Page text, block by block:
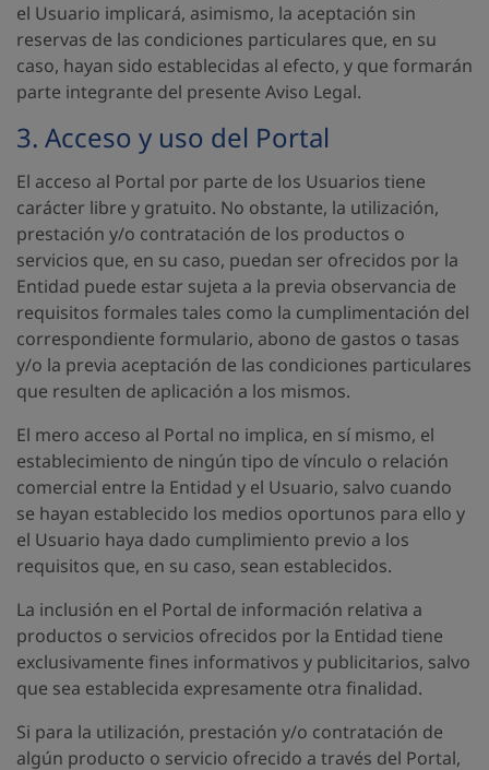
el Usuario implicará, asimismo, la aceptación sin
reservas de las condiciones particulares que, en su
caso, hayan sido establecidas al efecto, y que formarán
parte integrante del presente Aviso Legal.
3. Acceso y uso del Portal
El acceso al Portal por parte de los Usuarios tiene
carácter libre y gratuito. No obstante, la utilización,
prestación y/o contratación de los productos o
servicios que, en su caso, puedan ser ofrecidos por la
Entidad puede estar sujeta a la previa observancia de
requisitos formales tales como la cumplimentación del
correspondiente formulario, abono de gastos o tasas
y/o la previa aceptación de las condiciones particulares
que resulten de aplicación a los mismos.
El mero acceso al Portal no implica, en sí mismo, el
establecimiento de ningún tipo de vínculo o relación
comercial entre la Entidad y el Usuario, salvo cuando
se hayan establecido los medios oportunos para ello y
el Usuario haya dado cumplimiento previo a los
requisitos que, en su caso, sean establecidos.
La inclusión en el Portal de información relativa a
productos o servicios ofrecidos por la Entidad tiene
exclusivamente fines informativos y publicitarios, salvo
que sea establecida expresamente otra finalidad.
Si para la utilización, prestación y/o contratación de
algún producto o servicio ofrecido a través del Portal,